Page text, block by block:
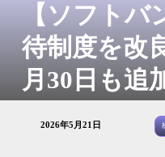
【ソフト
待制度を改
月30日も追
2026年5月21日